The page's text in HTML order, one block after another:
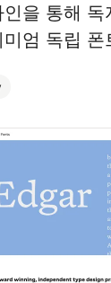
을 통해 독
엄 독립 폰